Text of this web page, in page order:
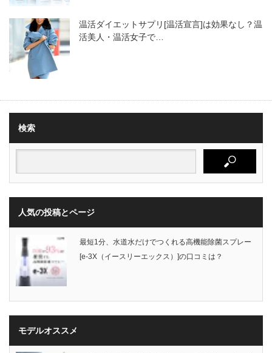
温活ダイエットサプリ[温活宣言]は効果なし？温
活美人・温活女子で…
検索
人気の投稿とページ
最短1分、水道水だけでつくれる高機能除菌スプレー
[e-3X（イースリーエックス）]の口コミは？
モデルオススメ